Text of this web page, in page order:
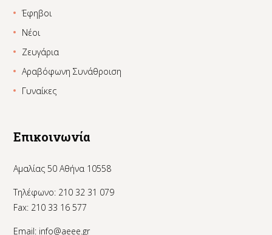
Έφηβοι
Νέοι
Ζευγάρια
Αραβόφωνη Συνάθροιση
Γυναίκες
Επικοινωνία
Αμαλίας 50 Αθήνα 10558
Τηλέφωνο: 210 32 31 079
Fax: 210 33 16 577
Email: info@aeee.gr